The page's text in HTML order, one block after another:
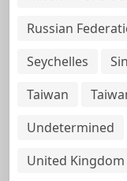
Russian
Seychelles
Taiwan
Undetermined
United Kingdom